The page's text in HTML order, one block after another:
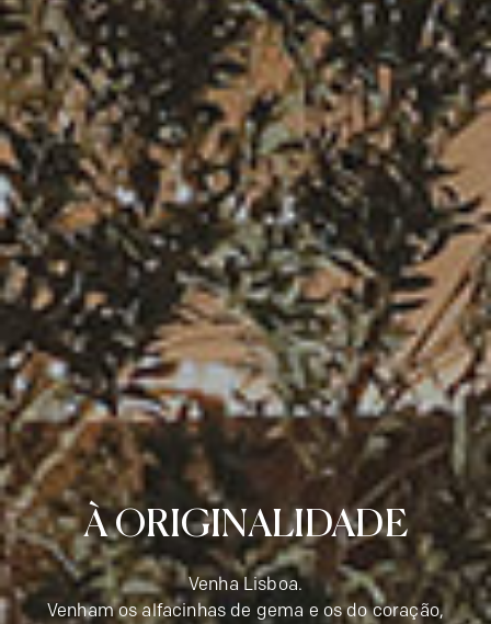
À ORIGINALIDADE
Venha Lisboa.
Venham os alfacinhas de gema e os do coração,